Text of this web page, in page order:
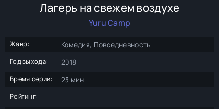
Лагерь на свежем воздухе
Yuru Camp
Жанр: Комедия, Повседневность
Год выхода: 2018
Время серии: 23 мин
Рейтинг: